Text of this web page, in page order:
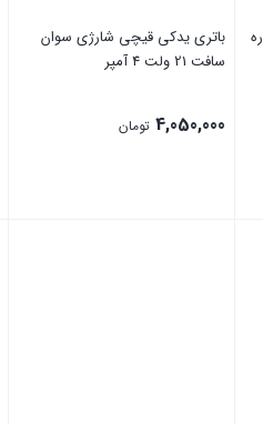
باتری یدکی قیچی شارژی سوان
سافت 21 ولت 4 آمپر
4,050,000 تومان